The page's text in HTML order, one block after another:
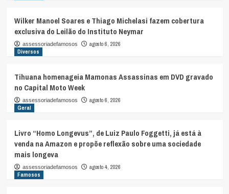
Wilker Manoel Soares e Thiago Michelasi fazem cobertura
exclusiva do Leilão do Instituto Neymar
assessoriadefamosos
agosto 6, 2026
Diversos
Tihuana homenageia Mamonas Assassinas em DVD gravado
no Capital Moto Week
assessoriadefamosos
agosto 6, 2026
Geral
Livro “Homo Longevus”, de Luiz Paulo Foggetti, já está à
venda na Amazon e propõe reflexão sobre uma sociedade
mais longeva
assessoriadefamosos
agosto 4, 2026
Famosos